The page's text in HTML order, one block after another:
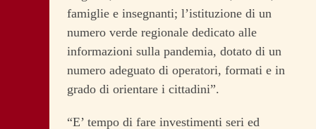
famiglie e insegnanti; l’istituzione di un
numero verde regionale dedicato alle
informazioni sulla pandemia, dotato di un
numero adeguato di operatori, formati e in
grado di orientare i cittadini”.
“E’ tempo di fare investimenti seri ed